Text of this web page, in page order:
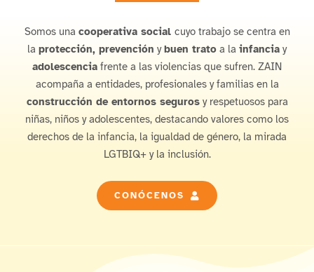
Somos una cooperativa social cuyo trabajo se centra en
la protección, prevención ybuen trato a la infancia y
adolescencia frente a las violencias que sufren. ZAIN
acompaña a entidades, profesionales y familias en la
construcción de entornos segurosy respetuosos para
niñas, niños y adolescentes, destacando valores como los
derechos de la infancia, la igualdad de género, la mirada
LGTBIQ+ y la inclusión.
CONÓCENOS